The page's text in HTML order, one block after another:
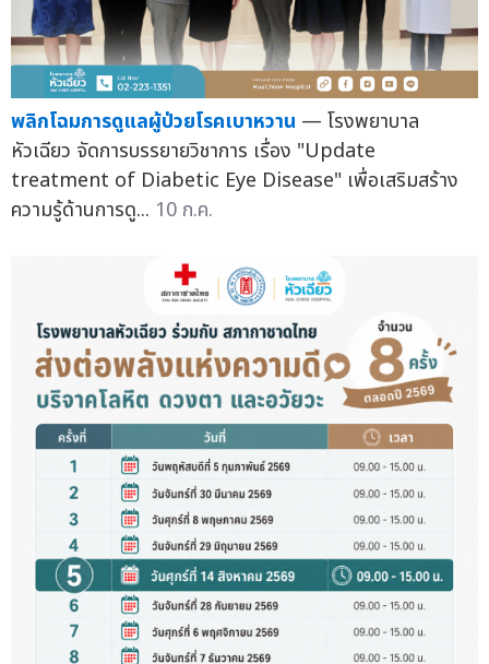
พลิกโฉมการดูแลผู้ป่วยโรคเบาหวาน — โรงพยาบาล
หัวเฉียว จัดการบรรยายวิชาการ เรื่อง "Update
treatment of Diabetic Eye Disease" เพื่อเสริมสร้าง
ความรู้ด้านการดู... 10 ก.ค.